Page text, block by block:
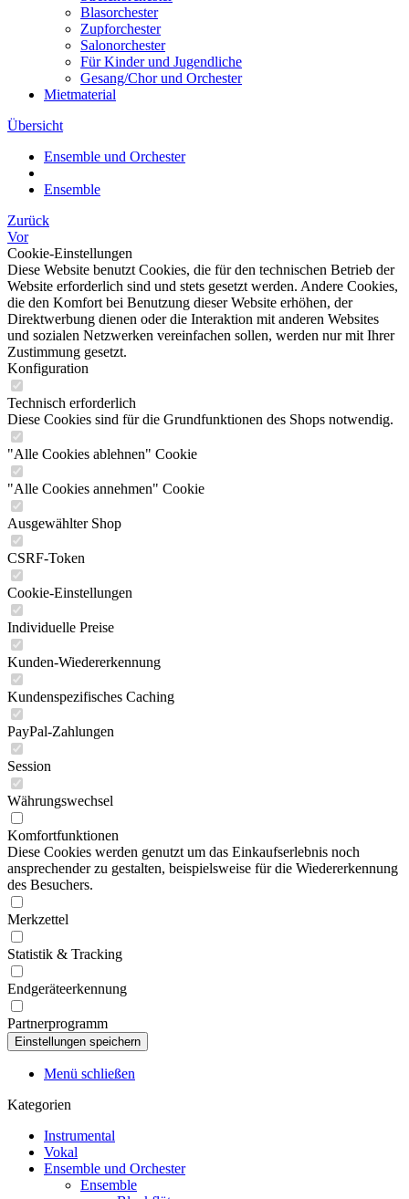
Blasorchester
Zupforchester
Salonorchester
Für Kinder und Jugendliche
Gesang/Chor und Orchester
Mietmaterial
Übersicht
Ensemble und Orchester
Ensemble
Zurück
Vor
Cookie-Einstellungen
Diese Website benutzt Cookies, die für den technischen Betrieb der
Website erforderlich sind und stets gesetzt werden. Andere Cookies,
die den Komfort bei Benutzung dieser Website erhöhen, der
Direktwerbung dienen oder die Interaktion mit anderen Websites
und sozialen Netzwerken vereinfachen sollen, werden nur mit Ihrer
Zustimmung gesetzt.
Konfiguration
Technisch erforderlich
Diese Cookies sind für die Grundfunktionen des Shops notwendig.
"Alle Cookies ablehnen" Cookie
"Alle Cookies annehmen" Cookie
Ausgewählter Shop
CSRF-Token
Cookie-Einstellungen
Individuelle Preise
Kunden-Wiedererkennung
Kundenspezifisches Caching
PayPal-Zahlungen
Session
Währungswechsel
Komfortfunktionen
Diese Cookies werden genutzt um das Einkaufserlebnis noch
ansprechender zu gestalten, beispielsweise für die Wiedererkennung
des Besuchers.
Merkzettel
Statistik & Tracking
Endgeräteerkennung
Partnerprogramm
Menü schließen
Kategorien
Instrumental
Vokal
Ensemble und Orchester
Ensemble